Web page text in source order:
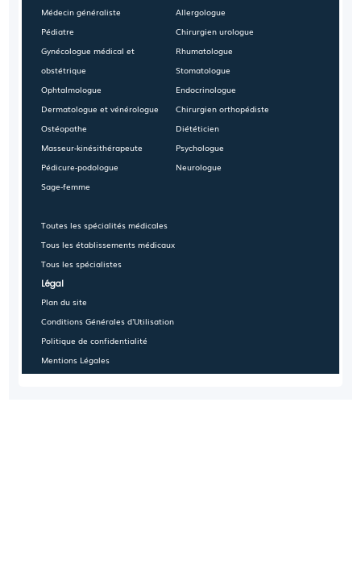
Médecin généraliste
Pédiatre
Gynécologue médical et
obstétrique
Ophtalmologue
Dermatologue et vénérologue
Ostéopathe
Masseur-kinésithérapeute
Pédicure-podologue
Sage-femme
Toutes les spécialités médicales
Tous les établissements médicaux
Tous les spécialistes
Allergologue
Chirurgien urologue
Rhumatologue
Stomatologue
Endocrinologue
Chirurgien orthopédiste
Diététicien
Psychologue
Neurologue
Légal
Plan du site
Conditions Générales d'Utilisation
Politique de confidentialité
Mentions Légales